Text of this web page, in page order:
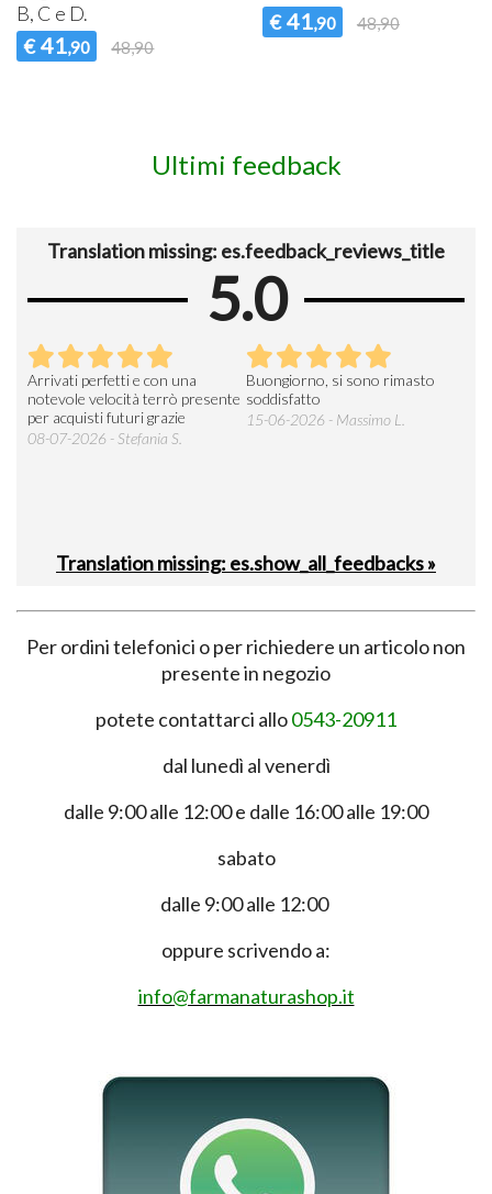
B, C e D.
€ 41,90 48,90
€ 41,90 48,90
Ultimi feedback
Translation missing: es.feedback_reviews_title
5.0
Arrivati perfetti e con una
notevole velocità terrò presente
per acquisti futuri grazie
08-07-2026 - Stefania S.
Buongiorno, si sono rimasto
soddisfatto
15-06-2026 - Massimo L.
Translation missing: es.show_all_feedbacks »
Per ordini telefonici o per richiedere un articolo non
presente in negozio
potete contattarci allo0543-20911
dal lunedì al venerdì
dalle 9:00 alle 12:00 e dalle 16:00 alle 19:00
sabato
dalle 9:00 alle 12:00
oppure scrivendo a:
info@farmanaturashop.it